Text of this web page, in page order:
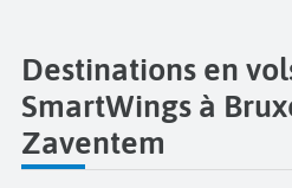
Destinations en
SmartWings à
Zaventem